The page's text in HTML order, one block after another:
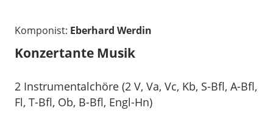
Komponist: Eberhard Werdin
Konzertante Musik
2 Instrumentalchöre (2 V, Va, Vc, Kb, S-Bfl, A-Bfl,
Fl, T-Bfl, Ob, B-Bfl, Engl-Hn)